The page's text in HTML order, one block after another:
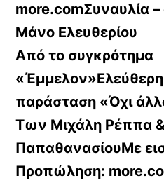
more.comΣυναυλία
Μάνο Ελευθερίου
Από το συγκρότημα
παράσταση «Όχι
Των Μιχάλη Ρέππα
ΠαπαθανασίουΜε
Προπώληση: